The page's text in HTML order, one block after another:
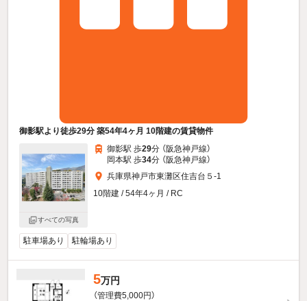
御影駅より徒歩29分 築54年4ヶ月 10階建の賃貸物件
すべての写真
御影駅 歩29分 （阪急神戸線）
岡本駅 歩34分 （阪急神戸線）
兵庫県神戸市東灘区住吉台５-1
10階建 / 54年4ヶ月 / RC
駐車場あり 駐輪場あり
5万円
（管理費5,000円）